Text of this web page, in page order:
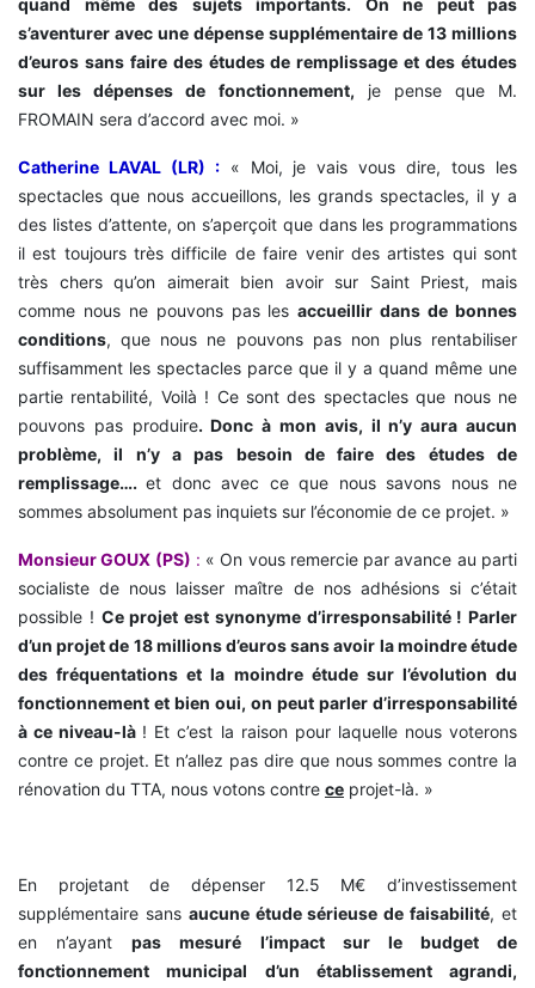
quand même des sujets importants. On ne peut pas
s’aventurer avec une dépense supplémentaire de 13 millions
d’euros sans faire des études de remplissage et des études
sur les dépenses de fonctionnement, je pense que M.
FROMAIN sera d’accord avec moi. »
Catherine LAVAL (LR) :« Moi, je vais vous dire, tous les
spectacles que nous accueillons, les grands spectacles, il y a
des listes d’attente, on s’aperçoit que dans les programmations
il est toujours très difficile de faire venir des artistes qui sont
très chers qu’on aimerait bien avoir sur Saint Priest, mais
comme nous ne pouvons pas lesaccueillir dans de bonnes
conditions, que nous ne pouvons pas non plus rentabiliser
suffisamment les spectacles parce que il y a quand même une
partie rentabilité, Voilà ! Ce sont des spectacles que nous ne
pouvons pas produire. Donc à mon avis, il n’y aura aucun
problème, il n’y a pas besoin de faire des études de
remplissage….et donc avec ce que nous savons nous ne
sommes absolument pas inquiets sur l’économie de ce projet. »
Monsieur GOUX (PS) : « On vous remercie par avance au parti
socialiste de nous laisser maître de nos adhésions si c’était
possible ! Ce projet est synonyme d’irresponsabilité ! Parler
d’un projet de 18 millions d’euros sans avoir la moindre étude
des fréquentations et la moindre étude sur l’évolution du
fonctionnement et bien oui, on peut parler d’irresponsabilité
à ce niveau-là ! Et c’est la raison pour laquelle nous voterons
contre ce projet. Et n’allez pas dire que nous sommes contre la
rénovation du TTA, nous votons contre ce projet-là. »
En projetant de dépenser 12.5 M€ d’investissement
supplémentaire sans aucune étude sérieuse de faisabilité, et
en n’ayantpas mesuré l’impact sur le budget de
fonctionnement municipal d’un établissement agrandi,